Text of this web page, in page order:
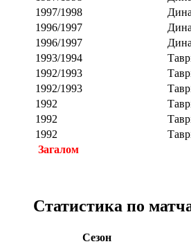
1997/1998
1996/1997
1996/1997
1993/1994
1992/1993
1992/1993
1992
1992
1992
Загалом
Статистика по
Сезон